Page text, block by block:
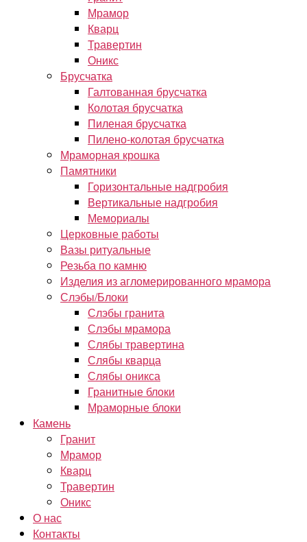
Мрамор
Кварц
Травертин
Оникс
Брусчатка
Галтованная брусчатка
Колотая брусчатка
Пиленая брусчатка
Пилено-колотая брусчатка
Мраморная крошка
Памятники
Горизонтальные надгробия
Вертикальные надгробия
Мемориалы
Церковные работы
Вазы ритуальные
Резьба по камню
Изделия из агломерированного мрамора
Слэбы/Блоки
Слэбы гранита
Слэбы мрамора
Слябы травертина
Слябы кварца
Слябы оникса
Гранитные блоки
Мраморные блоки
Камень
Гранит
Мрамор
Кварц
Травертин
Оникс
О нас
Контакты